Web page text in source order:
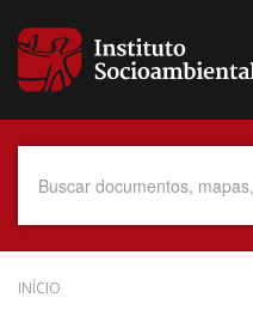
para
conteúdo
Data do Documento
INÍCIO